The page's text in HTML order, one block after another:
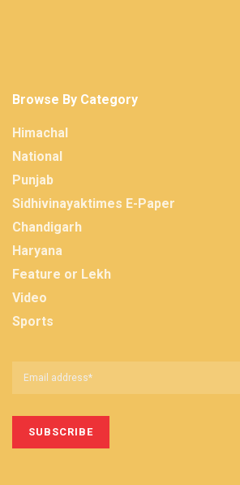
Browse By Category
Himachal
National
Punjab
Sidhivinayaktimes E-Paper
Chandigarh
Haryana
Feature or Lekh
Video
Sports